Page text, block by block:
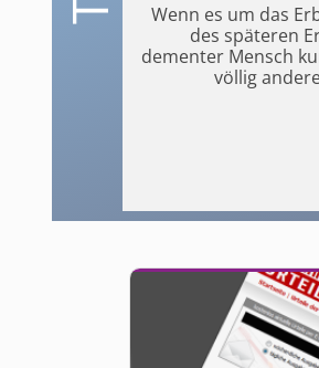
Wenn es um das
des späteren
dementer Mensch
völlig